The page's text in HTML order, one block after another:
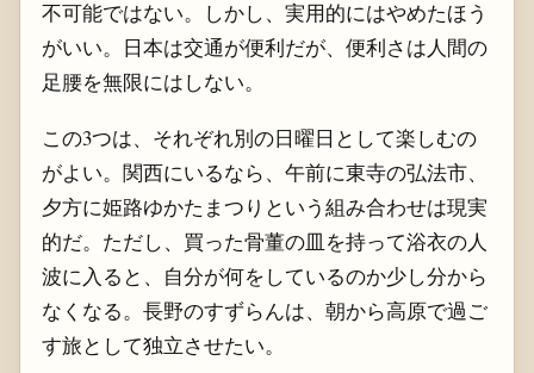
不可能ではない。しかし、実用的にはやめたほう
がいい。日本は交通が便利だが、便利さは人間の
足腰を無限にはしない。
この3つは、それぞれ別の日曜日として楽しむの
がよい。関西にいるなら、午前に東寺の弘法市、
夕方に姫路ゆかたまつりという組み合わせは現実
的だ。ただし、買った骨董の皿を持って浴衣の人
波に入ると、自分が何をしているのか少し分から
なくなる。長野のすずらんは、朝から高原で過ご
す旅として独立させたい。